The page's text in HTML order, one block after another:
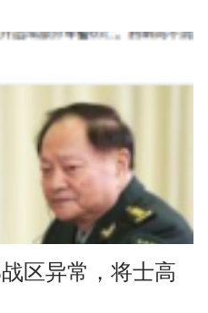
区异常，将士高